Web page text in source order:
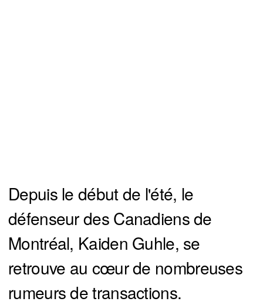
Depuis le début de l'été, le
défenseur des Canadiens de
Montréal, Kaiden Guhle, se
retrouve au cœur de nombreuses
rumeurs de transactions.